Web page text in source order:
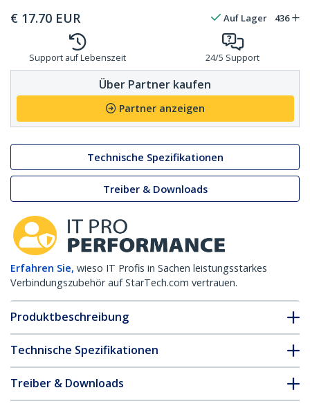
€ 17.70 EUR Auf Lager 436
Support auf Lebenszeit 24/5 Support
Über Partner kaufen
Partner anzeigen
Technische Spezifikationen
Treiber & Downloads
Erfahren Sie, wieso IT Profis in Sachen leistungsstarkes
Verbindungszubehör auf StarTech.com vertrauen.
Produktbeschreibung
Technische Spezifikationen
Treiber & Downloads